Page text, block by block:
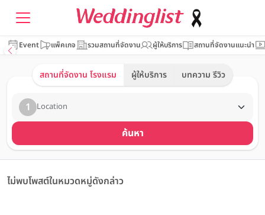
Event แพ็คเกจ รวมสถานที่จัดงาน ผู้ให้บริการ สถานที่จัดงานแนะนำ
สถานที่จัดงาน โรงแรม ผู้ให้บริการ บทความ รีวิว
1 Location
ค้นหา
ไม่พบโพสต์ในหมวดหมู่ดังกล่าว